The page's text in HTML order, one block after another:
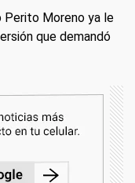
Perito Moreno ya le
que demandó